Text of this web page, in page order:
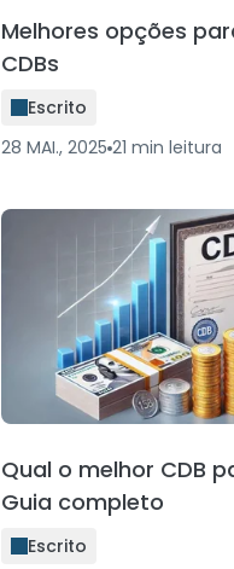
Melhores opções
CDBs
Escrito
28 MAI., 2025 21 min leitura
Qual o melhor CDB
Guia completo
Escrito